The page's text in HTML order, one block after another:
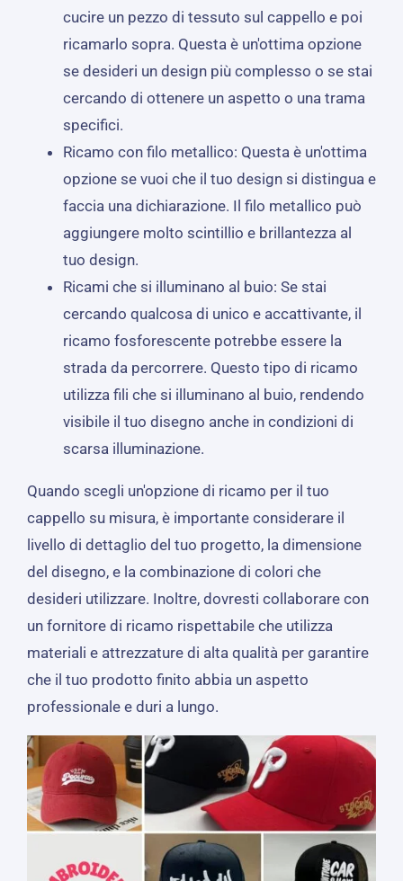
cucire un pezzo di tessuto sul cappello e poi
ricamarlo sopra. Questa è un'ottima opzione
se desideri un design più complesso o se stai
cercando di ottenere un aspetto o una trama
specifici.
Ricamo con filo metallico: Questa è un'ottima
opzione se vuoi che il tuo design si distingua e
faccia una dichiarazione. Il filo metallico può
aggiungere molto scintillio e brillantezza al
tuo design.
Ricami che si illuminano al buio: Se stai
cercando qualcosa di unico e accattivante, il
ricamo fosforescente potrebbe essere la
strada da percorrere. Questo tipo di ricamo
utilizza fili che si illuminano al buio, rendendo
visibile il tuo disegno anche in condizioni di
scarsa illuminazione.
Quando scegli un'opzione di ricamo per il tuo
cappello su misura, è importante considerare il
livello di dettaglio del tuo progetto, la dimensione
del disegno, e la combinazione di colori che
desideri utilizzare. Inoltre, dovresti collaborare con
un fornitore di ricamo rispettabile che utilizza
materiali e attrezzature di alta qualità per garantire
che il tuo prodotto finito abbia un aspetto
professionale e duri a lungo.